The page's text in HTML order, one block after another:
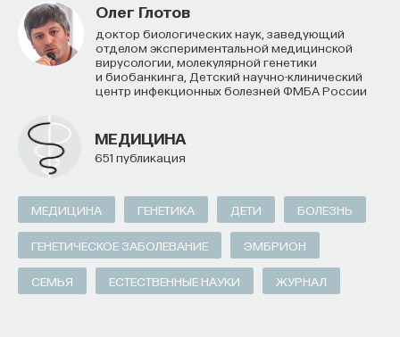
Олег Глотов
доктор биологических наук, заведующий
отделом экспериментальной медицинской
вирусологии, молекулярной генетики
и биобанкинга, Детский научно-клинический
центр инфекционных болезней ФМБА России
МЕДИЦИНА
651 публикация
МЕДИЦИНА ГЕНЕТИКА ДЕТИ БОЛЕЗНЬ
ГЕНЕТИЧЕСКОЕ ЗАБОЛЕВАНИЕ ЭМБРИОН
СЕМЬЯ ЕСТЕСТВЕННЫЕ НАУКИ ЖУРНАЛ